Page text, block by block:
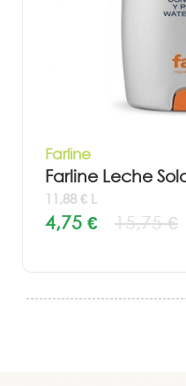
Farline
Farline Leche
11,88 € L
4,75 € 15,75 €